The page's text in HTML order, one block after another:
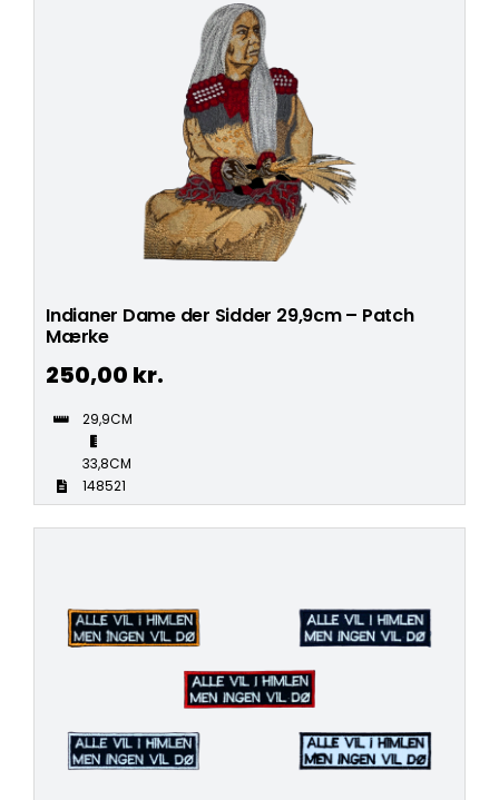
Indianer Dame der Sidder 29,9cm – Patch
Mærke
250,00 kr.
29,9CM
33,8CM
148521